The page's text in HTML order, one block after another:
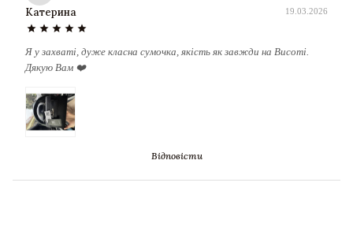
Катерина
star star star star star
19.03.2026
Я у захваті, дуже класна сумочка, якість як завжди на Висоті.
Дякую Вам ❤️
Відповісти